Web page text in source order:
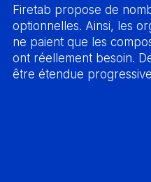
Firetab propose de
optionnelles. Ainsi, les
ne paient que les
ont réellement besoin.
être étendue